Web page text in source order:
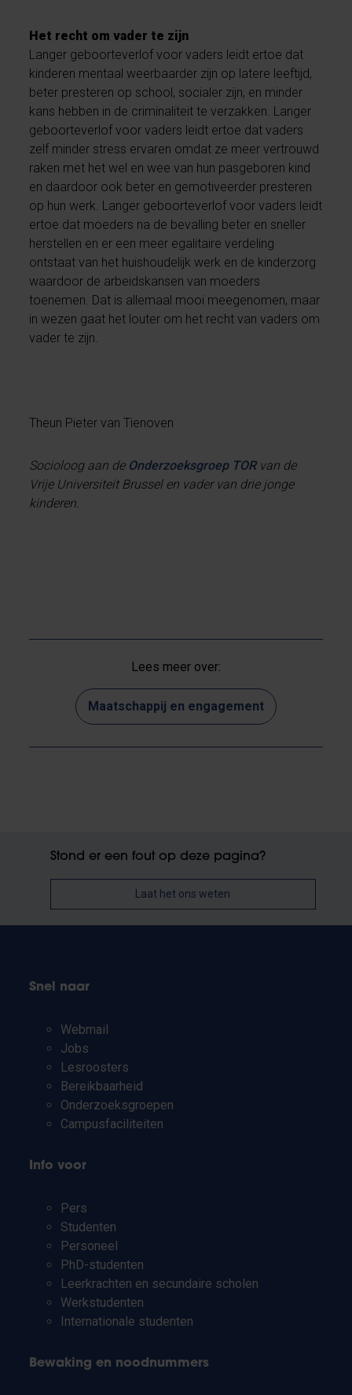
Het recht om vader te zijn
Langer geboorteverlof voor vaders leidt ertoe dat
kinderen mentaal weerbaarder zijn op latere leeftijd,
beter presteren op school, socialer zijn, en minder
kans hebben in de criminaliteit te verzakken. Langer
geboorteverlof voor vaders leidt ertoe dat vaders
zelf minder stress ervaren omdat ze meer vertrouwd
raken met het wel en wee van hun pasgeboren kind
en daardoor ook beter en gemotiveerder presteren
op hun werk. Langer geboorteverlof voor vaders leidt
ertoe dat moeders na de bevalling beter en sneller
herstellen en er een meer egalitaire verdeling
ontstaat van het huishoudelijk werk en de kinderzorg
waardoor de arbeidskansen van moeders
toenemen. Dat is allemaal mooi meegenomen, maar
in wezen gaat het louter om het recht van vaders om
vader te zijn.
Theun Pieter van Tienoven
Socioloog aan de Onderzoeksgroep TORvan de
Vrije Universiteit Brussel en vader van drie jonge
kinderen.
Lees meer over:
Maatschappij en engagement
Stond er een fout op deze pagina?
Laat het ons weten
Snel naar
Webmail
Jobs
Lesroosters
Bereikbaarheid
Onderzoeksgroepen
Campusfaciliteiten
Info voor
Pers
Studenten
Personeel
PhD-studenten
Leerkrachten en secundaire scholen
Werkstudenten
Internationale studenten
Bewaking en noodnummers